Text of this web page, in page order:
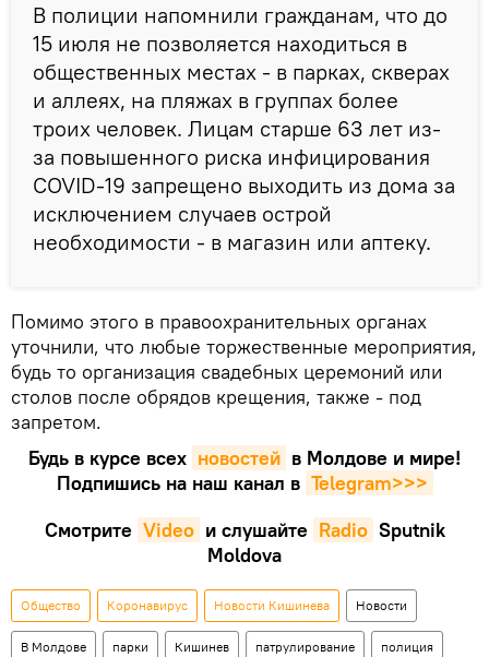
В полиции напомнили гражданам, что до
15 июля не позволяется находиться в
общественных местах - в парках, скверах
и аллеях, на пляжах в группах более
троих человек. Лицам старше 63 лет из-
за повышенного риска инфицирования
COVID-19 запрещено выходить из дома за
исключением случаев острой
необходимости - в магазин или аптеку.
Помимо этого в правоохранительных органах
уточнили, что любые торжественные мероприятия,
будь то организация свадебных церемоний или
столов после обрядов крещения, также - под
запретом.
Будь в курсе всех новостей в Молдове и мире!
Подпишись на наш канал в Telegram>>>
Смотрите Video и слушайте Radio Sputnik
Moldova
Общество Коронавирус Новости Кишинева Новости
В Молдове парки Кишинев патрулирование полиция